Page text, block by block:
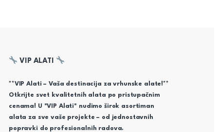
VIP ALATI
**VIP Alati – Vaša destinacija za vrhunske alate!**
Otkrijte svet kvalitetnih alata po pristupačnim
cenama! U "VIP Alati" nudimo širok asortiman
alata za sve vaše projekte – od jednostavnih
popravki do profesionalnih radova.